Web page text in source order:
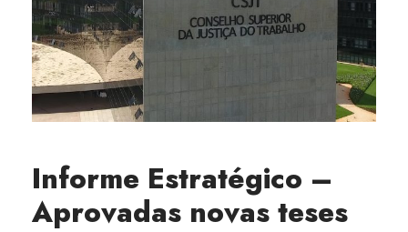
Informe Estratégico –
Aprovadas novas teses